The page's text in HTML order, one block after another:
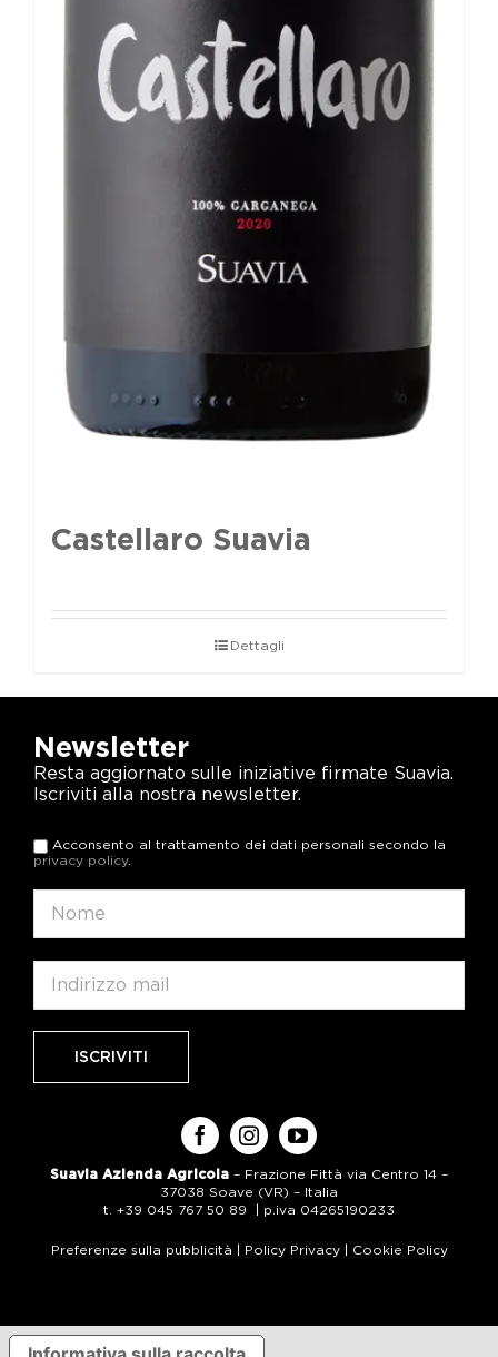
Castellaro Suavia
Dettagli
Newsletter
Resta aggiornato sulle iniziative firmate Suavia.
Iscriviti alla nostra newsletter.
Acconsento al trattamento dei dati personali secondo la
privacy policy.
Suavia Azienda Agricola – Frazione Fittà via Centro 14 –
37038 Soave (VR) – Italia
t. +39 045 767 50 89 | p.iva 04265190233
Preferenze sulla pubblicità | Policy Privacy| Cookie Policy